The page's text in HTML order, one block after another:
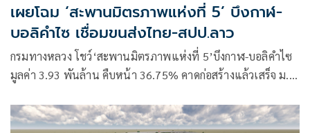
เผยโฉม ‘สะพานมิตรภาพแห่งที่ 5’ บึงกาฬ-
บอลิคำไซ เชื่อมขนส่งไทย-สปป.ลาว
กรมทางหลวง โชว์‘สะพานมิตรภาพแห่งที่ 5’บึงกาฬ-บอลิคำไซ
มูลค่า 3.93 พันล้าน คืบหน้า 36.75% คาดก่อสร้างแล้วเสร็จ ม.ค.